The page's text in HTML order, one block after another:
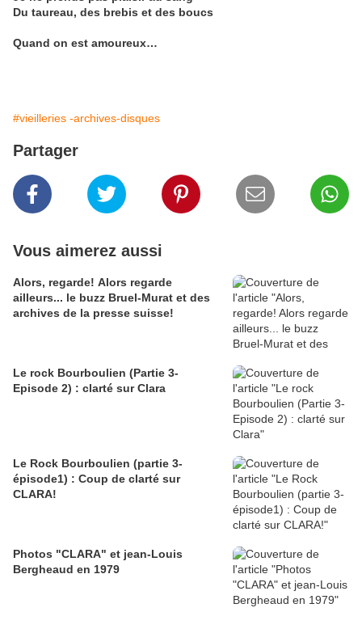
Du taureau, des brebis et des boucs
Quand on est amoureux…
#vieilleries -archives-disques
Partager
Vous aimerez aussi
Alors, regarde! Alors regarde
ailleurs... le buzz Bruel-Murat et des
archives de la presse suisse!
Le rock Bourboulien (Partie 3-
Episode 2) : clarté sur Clara
Le Rock Bourboulien (partie 3-
épisode1) : Coup de clarté sur
CLARA!
Photos "CLARA" et jean-Louis
Bergheaud en 1979